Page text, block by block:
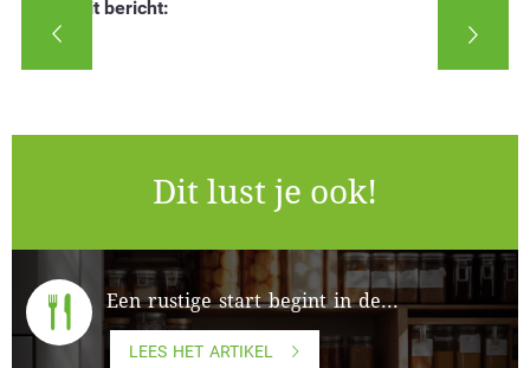
Deel dit bericht:
Dit lust je ook!
Een rustige start begint in de...
LEES HET ARTIKEL